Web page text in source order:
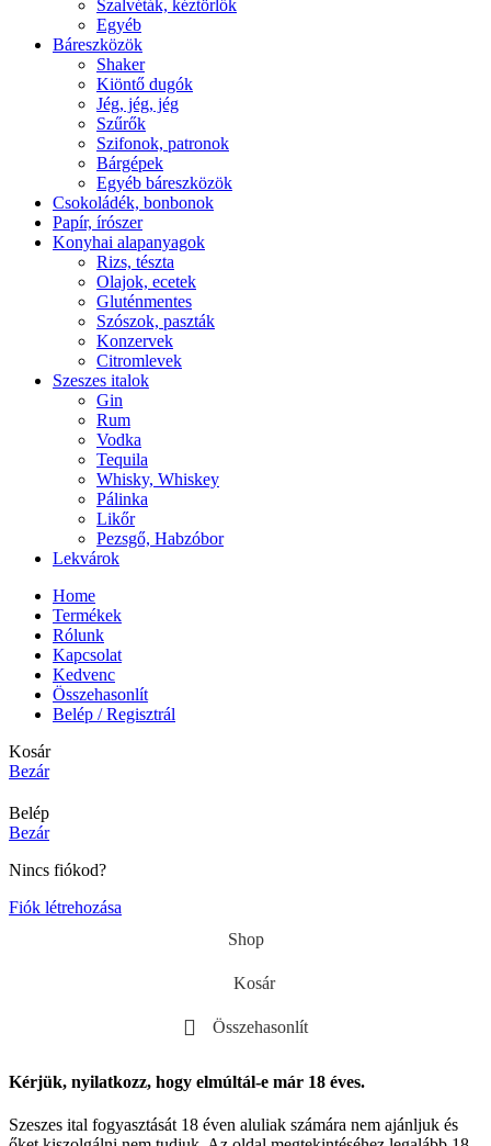
Szalvéták, kéztörlők
Egyéb
Báreszközök
Shaker
Kiöntő dugók
Jég, jég, jég
Szűrők
Szifonok, patronok
Bárgépek
Egyéb báreszközök
Csokoládék, bonbonok
Papír, írószer
Konyhai alapanyagok
Rizs, tészta
Olajok, ecetek
Gluténmentes
Szószok, paszták
Konzervek
Citromlevek
Szeszes italok
Gin
Rum
Vodka
Tequila
Whisky, Whiskey
Pálinka
Likőr
Pezsgő, Habzóbor
Lekvárok
Home
Termékek
Rólunk
Kapcsolat
Kedvenc
Összehasonlít
Belép / Regisztrál
Kosár
Bezár
Belép
Bezár
Nincs fiókod?
Fiók létrehozása
Shop
Kosár
Összehasonlít
Kérjük, nyilatkozz, hogy elmúltál-e már 18 éves.
Szeszes ital fogyasztását 18 éven aluliak számára nem ajánljuk és